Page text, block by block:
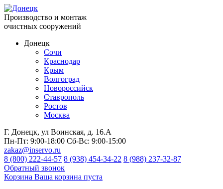
Производство и монтаж
очистных сооружений
Донецк
Сочи
Краснодар
Крым
Волгоград
Новороссийск
Ставрополь
Ростов
Москва
Г. Донецк, ул Воинская, д. 16.А
Пн-Пт: 9:00-18:00 Сб-Вс: 9:00-15:00
zakaz@inservo.ru
8 (800) 222-44-57 8 (938) 454-34-22 8 (988) 237-32-87
Обратный звонок
Корзина Ваша корзина пуста